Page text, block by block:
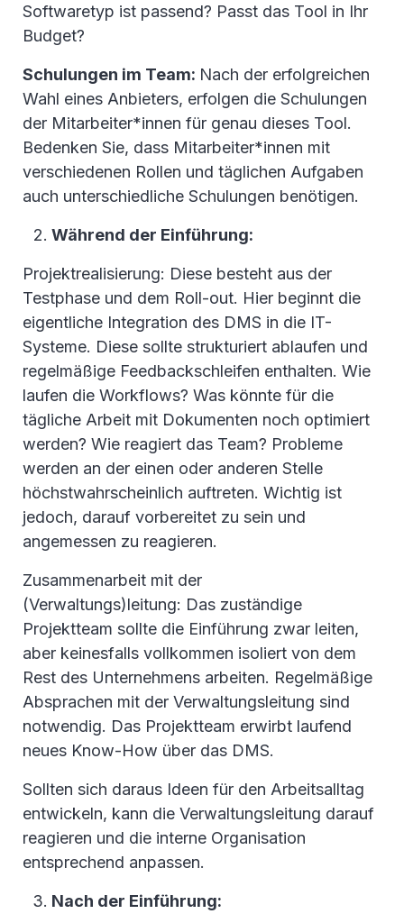
Softwaretyp ist passend? Passt das Tool in Ihr
Budget?
Schulungen im Team: Nach der erfolgreichen
Wahl eines Anbieters, erfolgen die Schulungen
der Mitarbeiter*innen für genau dieses Tool.
Bedenken Sie, dass Mitarbeiter*innen mit
verschiedenen Rollen und täglichen Aufgaben
auch unterschiedliche Schulungen benötigen.
Während der Einführung:
Projektrealisierung: Diese besteht aus der
Testphase und dem Roll-out. Hier beginnt die
eigentliche Integration des DMS in die IT-
Systeme. Diese sollte strukturiert ablaufen und
regelmäßige Feedbackschleifen enthalten. Wie
laufen die Workflows? Was könnte für die
tägliche Arbeit mit Dokumenten noch optimiert
werden? Wie reagiert das Team? Probleme
werden an der einen oder anderen Stelle
höchstwahrscheinlich auftreten. Wichtig ist
jedoch, darauf vorbereitet zu sein und
angemessen zu reagieren.
Zusammenarbeit mit der
(Verwaltungs)leitung: Das zuständige
Projektteam sollte die Einführung zwar leiten,
aber keinesfalls vollkommen isoliert von dem
Rest des Unternehmens arbeiten. Regelmäßige
Absprachen mit der Verwaltungsleitung sind
notwendig. Das Projektteam erwirbt laufend
neues Know-How über das DMS.
Sollten sich daraus Ideen für den Arbeitsalltag
entwickeln, kann die Verwaltungsleitung darauf
reagieren und die interne Organisation
entsprechend anpassen.
Nach der Einführung: